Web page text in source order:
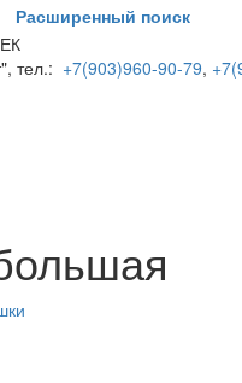
Расширенный поиск
тел.: +7(903)960-90-79,
Змейки станут
для развития
возраста. Дети
развитии и обучении.
расслабиться
сопротивление и